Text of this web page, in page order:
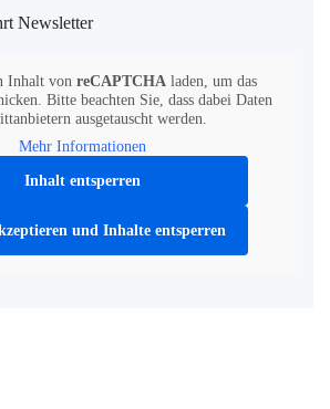
Newsletter
Inhalt von reCAPTCHA laden, um das
Bitte beachten Sie, dass dabei Daten
ausgetauscht werden.
Mehr Informationen
Inhalt entsperren
und Inhalte entsperren